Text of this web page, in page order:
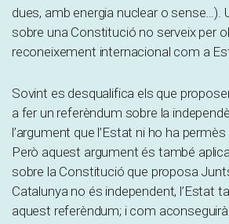
dues, amb energia nuclear o sense…).
sobre una Constitució no serveix per
reconeixement internacional com a
Sovint es desqualifica els que
a fer un referèndum sobre la
l’argument que l’Estat ni ho ha
Però aquest argument és també
sobre la Constitució que proposa
Catalunya no és independent, l’Estat
aquest referèndum; i com